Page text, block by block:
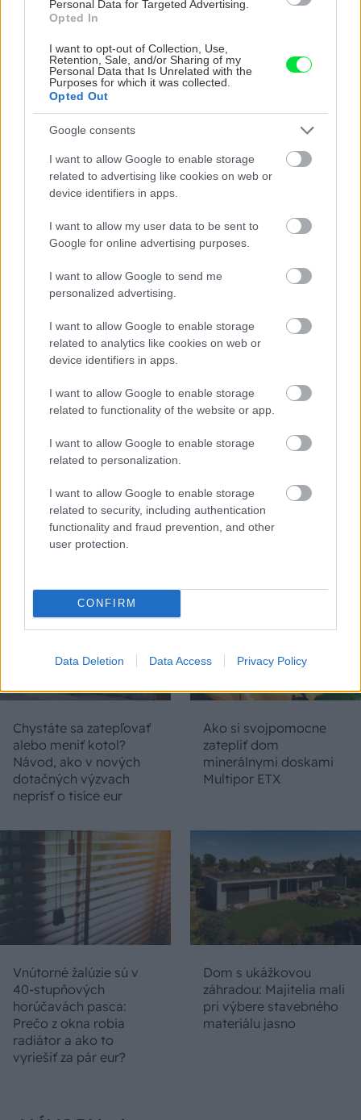
Personal Data for Targeted Advertising.
Opted In
I want to opt-out of Collection, Use,
Retention, Sale, and/or Sharing of my
Personal Data that Is Unrelated with the
Purposes for which it was collected.
Opted Out
Google consents
I want to allow Google to enable storage
related to advertising like cookies on web or
device identifiers in apps.
I want to allow my user data to be sent to
Google for online advertising purposes.
I want to allow Google to send me
personalized advertising.
I want to allow Google to enable storage
related to analytics like cookies on web or
device identifiers in apps.
I want to allow Google to enable storage
related to functionality of the website or app.
I want to allow Google to enable storage
related to personalization.
I want to allow Google to enable storage
related to security, including authentication
functionality and fraud prevention, and other
user protection.
CONFIRM
Data Deletion Data Access Privacy Policy
Na Morave prerobila
starú chalupu na
nepoznanie: Keď
že nie ste v Toskánsku
S motorovou pílou sa
dokáže aj podpísať.
montovaný domček v
duchu tradícií
10 najčastejších
skrytých chýb, ktoré
prekvapiť
vôňa dreva: Takáto
deň!
Chystáte sa zatepľovať
alebo meniť kotol?
Návod, ako v nových
dotačných výzvach
neprísť o tisíce eur
Ako si svojpomocne
zatepliť dom
minerálnymi doskami
Multipor ETX
Vnútorné žalúzie sú v
40-stupňových
horúčavách pasca:
Prečo z okna robia
radiátor a ako to
vyriešiť za pár eur?
Dom s ukážkovou
záhradou: Majitelia mali
pri výbere stavebného
materiálu jasno